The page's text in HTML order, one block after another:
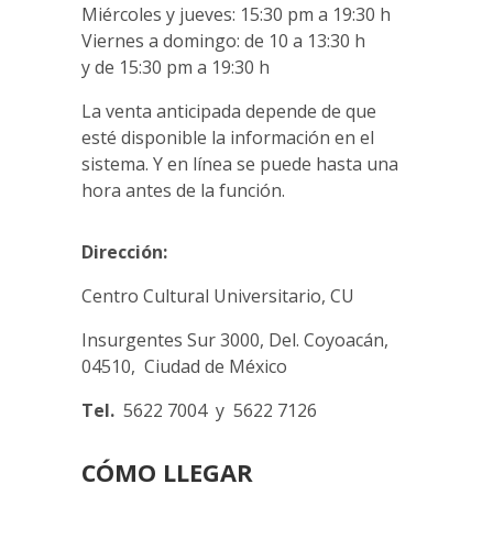
Miércoles y jueves: 15:30 pm a 19:30 h
Viernes a domingo: de 10 a 13:30 h
y de 15:30 pm a 19:30 h
La venta anticipada depende de que
esté disponible la información en el
sistema. Y en línea se puede hasta una
hora antes de la función.
Dirección:
Centro Cultural Universitario, CU
Insurgentes Sur 3000, Del. Coyoacán,
04510, Ciudad de México
Tel. 5622 7004 y 5622 7126
CÓMO LLEGAR